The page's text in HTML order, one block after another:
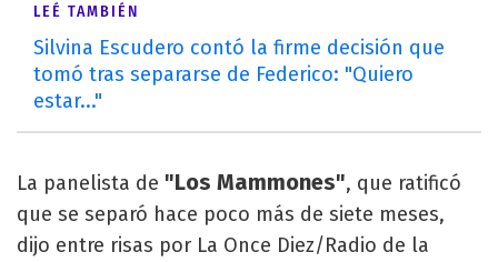
LEÉ TAMBIÉN
Silvina Escudero contó la firme decisión que
tomó tras separarse de Federico: "Quiero
estar..."
La panelista de "Los Mammones", que ratificó
que se separó hace poco más de siete meses,
dijo entre risas por La Once Diez/Radio de la